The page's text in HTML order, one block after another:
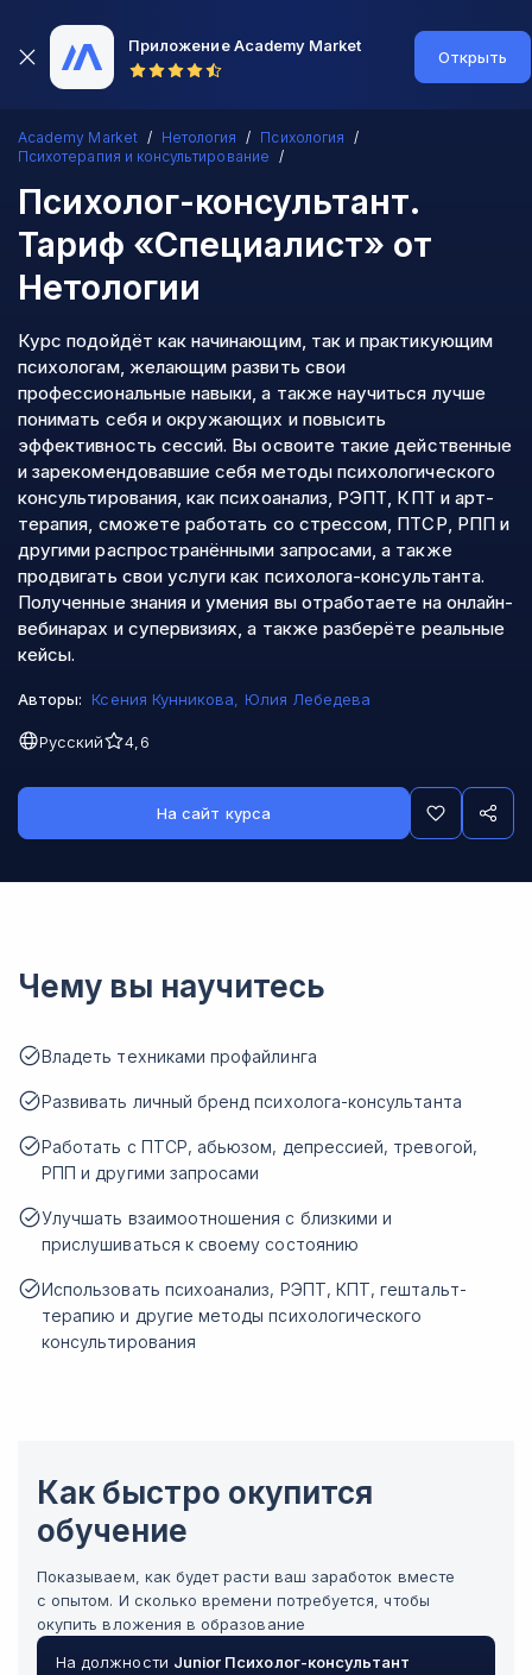
Приложение Academy Market
Открыть
Academy Market Нетология
Психология
Психотерапия и консультирование
Психолог-консультант.
Тариф «Специалист» от
Нетологии
Курс подойдёт как начинающим, так и практикующим
психологам, желающим развить свои
профессиональные навыки, а также научиться лучше
понимать себя и окружающих и повысить
эффективность сессий. Вы освоите такие действенные
и зарекомендовавшие себя методы психологического
консультирования, как психоанализ, РЭПТ, КПТ и арт-
терапия, сможете работать со стрессом, ПТСР, РПП и
другими распространёнными запросами, а также
продвигать свои услуги как психолога-консультанта.
Полученные знания и умения вы отработаете на онлайн-
вебинарах и супервизиях, а также разберёте реальные
кейсы.
Авторы: Ксения Кунникова Юлия Лебедева
Русский 4,6
На сайт курса
Чему вы научитесь
Владеть техниками профайлинга
Развивать личный бренд психолога-консультанта
Работать с ПТСР, абьюзом, депрессией, тревогой,
РПП и другими запросами
Улучшать взаимоотношения с близкими и
прислушиваться к своему состоянию
Использовать психоанализ, РЭПТ, КПТ, гештальт-
терапию и другие методы психологического
консультирования
Как быстро окупится
обучение
Показываем, как будет расти ваш заработок вместе
с опытом. И сколько времени потребуется, чтобы
окупить вложения в образование
На должности Junior Психолог-консультант